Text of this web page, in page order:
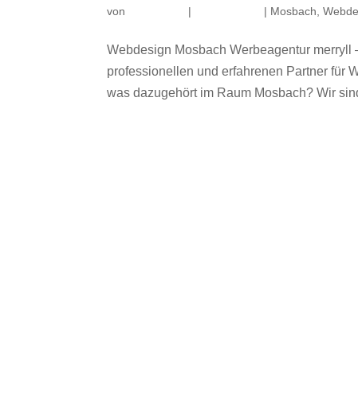
von | | Mosbach ,
Webdesign Mosbach Werbeagentur
professionellen und erfahrenen Partner für
was dazugehört im Raum Mosbach? Wir